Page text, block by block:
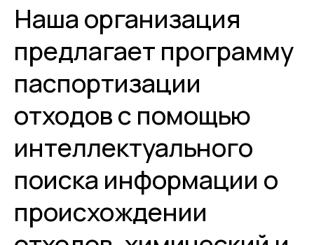
Наша организация
предлагает программу
паспортизации
отходов с помощью
интеллектуального
поиска информации о
происхождении